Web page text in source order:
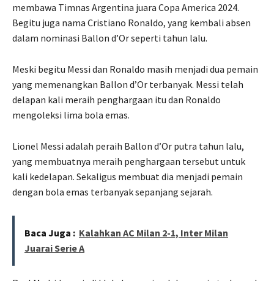
membawa Timnas Argentina juara Copa America 2024.
Begitu juga nama Cristiano Ronaldo, yang kembali absen
dalam nominasi Ballon d’Or seperti tahun lalu.
Meski begitu Messi dan Ronaldo masih menjadi dua pemain
yang memenangkan Ballon d’Or terbanyak. Messi telah
delapan kali meraih penghargaan itu dan Ronaldo
mengoleksi lima bola emas.
Lionel Messi adalah peraih Ballon d’Or putra tahun lalu,
yang membuatnya meraih penghargaan tersebut untuk
kali kedelapan. Sekaligus membuat dia menjadi pemain
dengan bola emas terbanyak sepanjang sejarah.
Baca Juga : Kalahkan AC Milan 2-1, Inter Milan
Juarai Serie A